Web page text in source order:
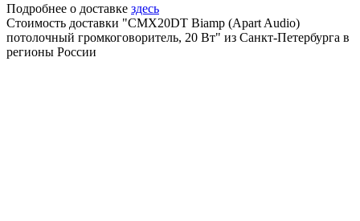
Подробнее о доставке здесь
Стоимость доставки "CMX20DT Biamp (Apart Audio)
потолочный громкоговоритель, 20 Вт" из Санкт-Петербурга в
регионы России